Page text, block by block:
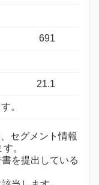
691
21.1
。
セグメント情報
。
を提出している